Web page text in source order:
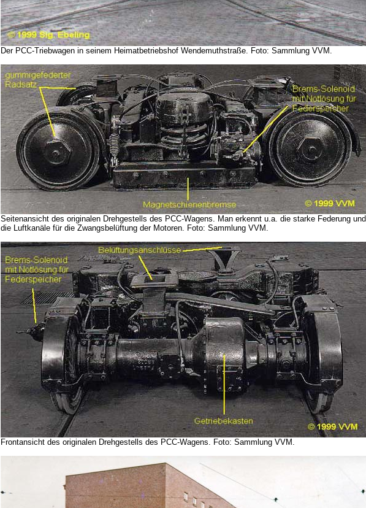
Der PCC-Triebwagen in seinem Heimatbetriebshof Wendemuthstraße. Foto: Sammlung VVM.
Seitenansicht des originalen Drehgestells des PCC-Wagens. Man erkennt u.a. die starke Federung und
die Luftkanäle für die Zwangsbelüftung der Motoren. Foto: Sammlung VVM.
Frontansicht des originalen Drehgestells des PCC-Wagens. Foto: Sammlung VVM.